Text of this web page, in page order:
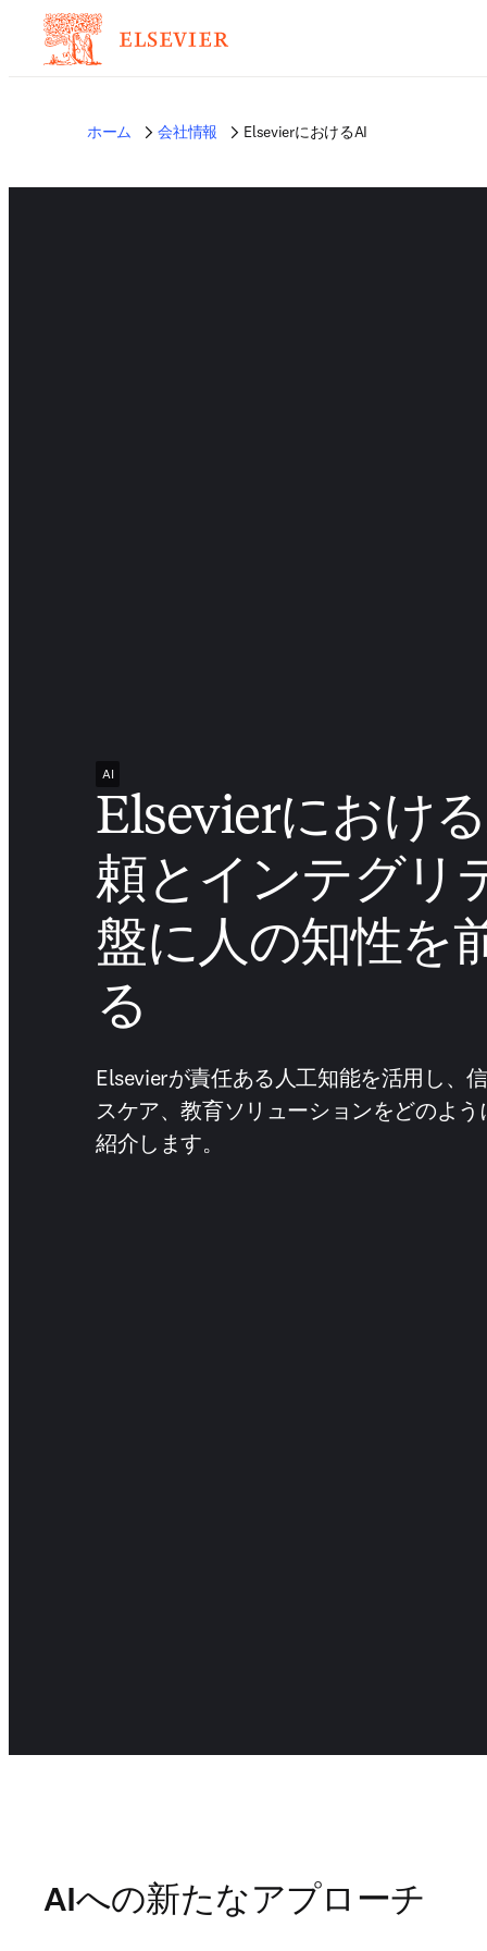
ホーム 会社情報 ElsevierにおけるAI
AI
Elsevierにおけ
頼とインテグリ
盤に人の知性を
る
Elsevierが責任ある人工知能を活用し、
スケア、教育ソリューションをどのよ
紹介します。
AIへの新たなアプローチ